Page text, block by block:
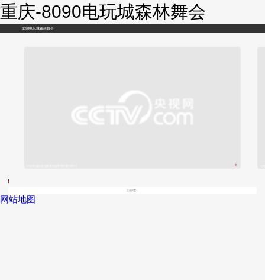
重庆-8090电玩城森林舞会
8090电玩城森林舞会
1/
正在加载...
网站地图